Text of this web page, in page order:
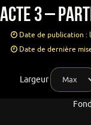
Acte 3 –
Date de publication :
Date de dernière
Largeur